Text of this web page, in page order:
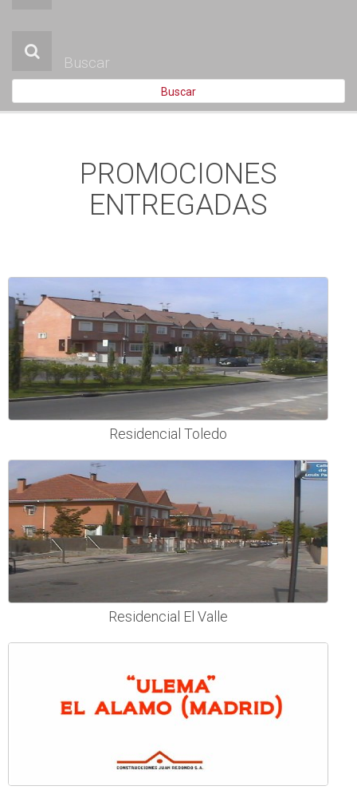
HISTÓRICO
Buscar
PROMOCIONES
ENTREGADAS
Residencial Toledo
Residencial El Valle